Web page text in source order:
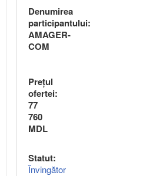
Denumirea
participantului:
AMAGER-
COM
Preţul
ofertei:
77
760
MDL
Statut:
Învingător